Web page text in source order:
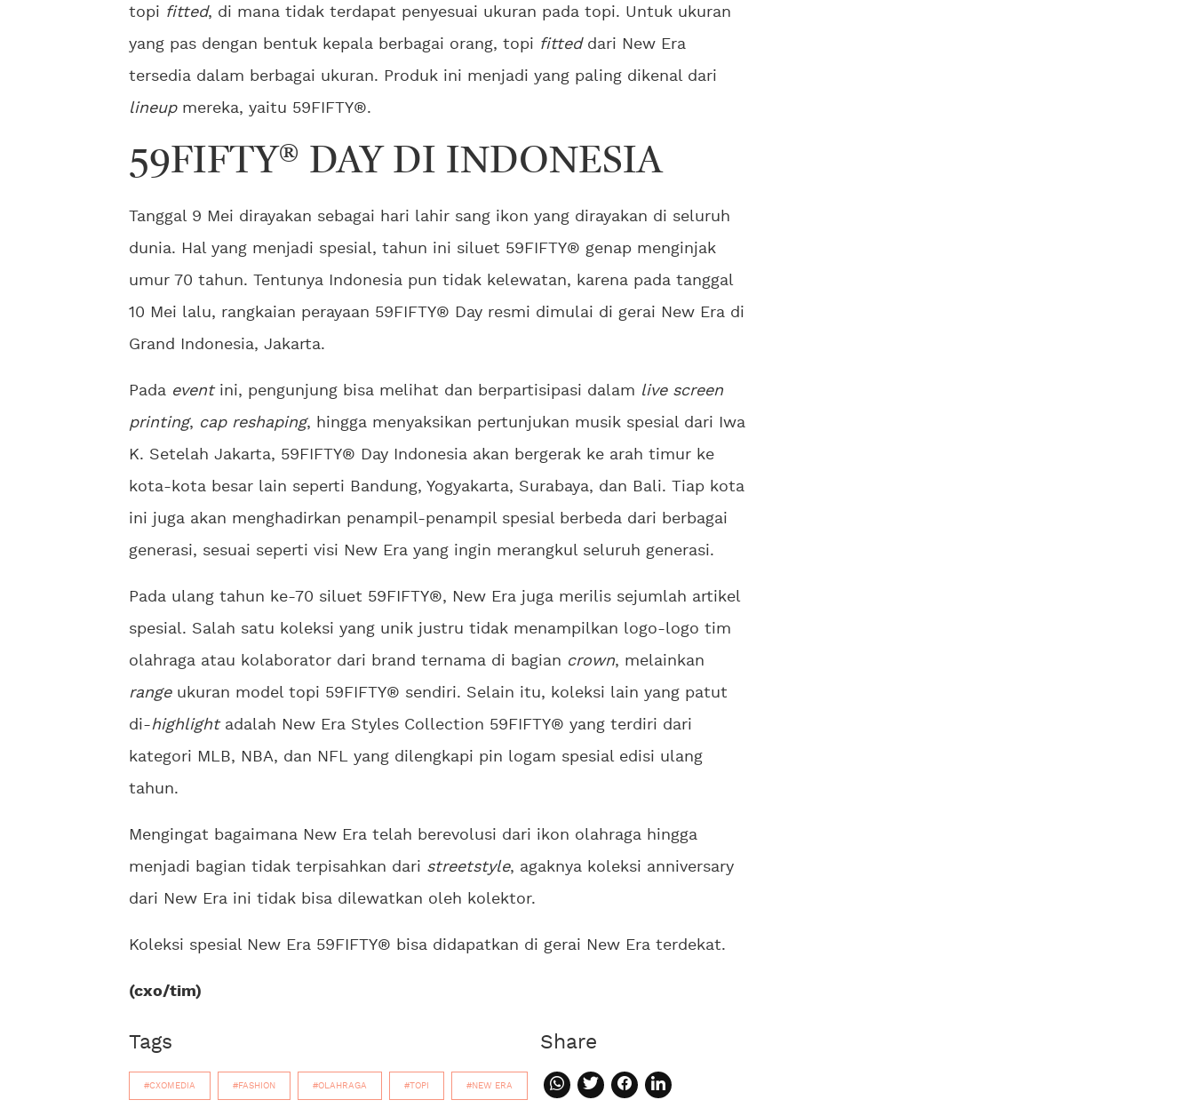
topi fitted, di mana tidak terdapat penyesuai ukuran pada topi. Untuk ukuran
yang pas dengan bentuk kepala berbagai orang, topi fitteddari New Era
tersedia dalam berbagai ukuran. Produk ini menjadi yang paling dikenal dari
lineupmereka, yaitu 59FIFTY®.
59FIFTY® DAY DI INDONESIA
Tanggal 9 Mei dirayakan sebagai hari lahir sang ikon yang dirayakan di seluruh
dunia. Hal yang menjadi spesial, tahun ini siluet 59FIFTY® genap menginjak
umur 70 tahun. Tentunya Indonesia pun tidak kelewatan, karena pada tanggal
10 Mei lalu, rangkaian perayaan 59FIFTY® Day resmi dimulai di gerai New Era di
Grand Indonesia, Jakarta.
Pada eventini, pengunjung bisa melihat dan berpartisipasi dalam live screen
printing, cap reshaping, hingga menyaksikan pertunjukan musik spesial dari Iwa
K. Setelah Jakarta, 59FIFTY® Day Indonesia akan bergerak ke arah timur ke
kota-kota besar lain seperti Bandung, Yogyakarta, Surabaya, dan Bali. Tiap kota
ini juga akan menghadirkan penampil-penampil spesial berbeda dari berbagai
generasi, sesuai seperti visi New Era yang ingin merangkul seluruh generasi.
Pada ulang tahun ke-70 siluet 59FIFTY®, New Era juga merilis sejumlah artikel
spesial. Salah satu koleksi yang unik justru tidak menampilkan logo-logo tim
olahraga atau kolaborator dari brand ternama di bagian crown, melainkan
rangeukuran model topi 59FIFTY® sendiri. Selain itu, koleksi lain yang patut
di-highlightadalah New Era Styles Collection 59FIFTY® yang terdiri dari
kategori MLB, NBA, dan NFL yang dilengkapi pin logam spesial edisi ulang
tahun.
Mengingat bagaimana New Era telah berevolusi dari ikon olahraga hingga
menjadi bagian tidak terpisahkan dari streetstyle, agaknya koleksi anniversary
dari New Era ini tidak bisa dilewatkan oleh kolektor.
Koleksi spesial New Era 59FIFTY® bisa didapatkan di gerai New Era terdekat.
(cxo/tim)
Tags
#CXOMEDIA #FASHION #OLAHRAGA #TOPI #NEW ERA
Share